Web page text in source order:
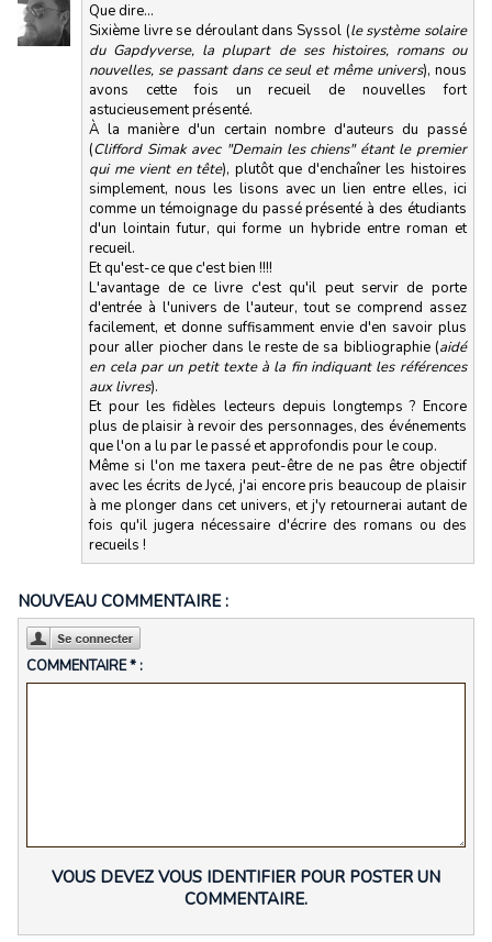
Que dire…
Sixième livre se déroulant dans Syssol (le système solaire
du Gapdyverse, la plupart de ses histoires, romans ou
nouvelles, se passant dans ce seul et même univers), nous
avons cette fois un recueil de nouvelles fort
astucieusement présenté.
À la manière d'un certain nombre d'auteurs du passé
(Clifford Simak avec "Demain les chiens" étant le premier
qui me vient en tête), plutôt que d'enchaîner les histoires
simplement, nous les lisons avec un lien entre elles, ici
comme un témoignage du passé présenté à des étudiants
d'un lointain futur, qui forme un hybride entre roman et
recueil.
Et qu'est-ce que c'est bien !!!!
L'avantage de ce livre c'est qu'il peut servir de porte
d'entrée à l'univers de l'auteur, tout se comprend assez
facilement, et donne suffisamment envie d'en savoir plus
pour aller piocher dans le reste de sa bibliographie (aidé
en cela par un petit texte à la fin indiquant les références
aux livres).
Et pour les fidèles lecteurs depuis longtemps ? Encore
plus de plaisir à revoir des personnages, des événements
que l'on a lu par le passé et approfondis pour le coup.
Même si l'on me taxera peut-être de ne pas être objectif
avec les écrits de Jycé, j'ai encore pris beaucoup de plaisir
à me plonger dans cet univers, et j'y retournerai autant de
fois qu'il jugera nécessaire d'écrire des romans ou des
recueils !
NOUVEAU COMMENTAIRE :
COMMENTAIRE * :
VOUS DEVEZ VOUS IDENTIFIER POUR POSTER UN
COMMENTAIRE.